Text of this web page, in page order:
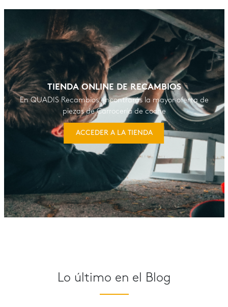
TIENDA ONLINE DE RECAMBIOS
En QUADIS Recambios encontrarás la mayor oferta de
piezas de Carrocería de coche
ACCEDER A LA TIENDA
Lo último en el Blog